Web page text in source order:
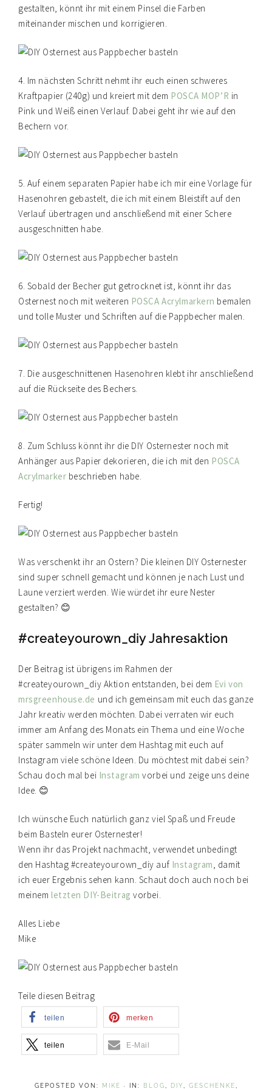
gestalten, könnt ihr mit einem Pinsel die Farben
miteinander mischen und korrigieren.
4. Im nächsten Schritt nehmt ihr euch einen schweres
Kraftpapier (240g) und kreiert mit dem POSCA MOP’R in
Pink und Weiß einen Verlauf. Dabei geht ihr wie auf den
Bechern vor.
5. Auf einem separaten Papier habe ich mir eine Vorlage für
Hasenohren gebastelt, die ich mit einem Bleistift auf den
Verlauf übertragen und anschließend mit einer Schere
ausgeschnitten habe.
6. Sobald der Becher gut getrocknet ist, könnt ihr das
Osternest noch mit weiteren POSCA Acrylmarkern bemalen
und tolle Muster und Schriften auf die Pappbecher malen.
7. Die ausgeschnittenen Hasenohren klebt ihr anschließend
auf die Rückseite des Bechers.
8. Zum Schluss könnt ihr die DIY Osternester noch mit
Anhänger aus Papier dekorieren, die ich mit den POSCA
Acrylmarker beschrieben habe.
Fertig!
Was verschenkt ihr an Ostern? Die kleinen DIY Osternester
sind super schnell gemacht und können je nach Lust und
Laune verziert werden. Wie würdet ihr eure Nester
gestalten? 😊
#createyourown_diy Jahresaktion
Der Beitrag ist übrigens im Rahmen der
#createyourown_diy Aktion entstanden, bei dem Evi von
mrsgreenhouse.de und ich gemeinsam mit euch das ganze
Jahr kreativ werden möchten. Dabei verraten wir euch
immer am Anfang des Monats ein Thema und eine Woche
später sammeln wir unter dem Hashtag mit euch auf
Instagram viele schöne Ideen. Du möchtest mit dabei sein?
Schau doch mal bei Instagram vorbei und zeige uns deine
Idee. 😊
Ich wünsche Euch natürlich ganz viel Spaß und Freude
beim Basteln eurer Osternester!
Wenn ihr das Projekt nachmacht, verwendet unbedingt
den Hashtag #createyourown_diy auf Instagram , damit
ich euer Ergebnis sehen kann. Schaut doch auch noch bei
meinem letzten DIY-Beitragvorbei.
Alles Liebe
Mike
Teile diesen Beitrag
teilen merken
teilen E-Mail
GEPOSTED VON: MIKE · IN: BLOG DIY GESCHENKE